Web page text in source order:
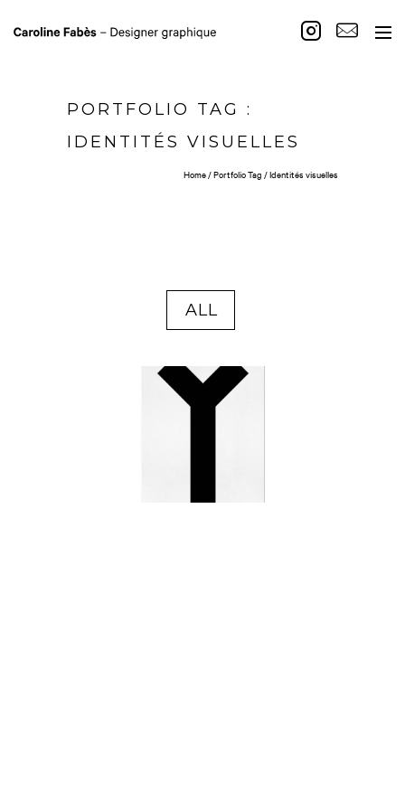
PORTFOLIO TAG :
IDENTITÉS VISUELLES
Home/ Portfolio Tag /Identités visuelles
ALL
Twenty architecture